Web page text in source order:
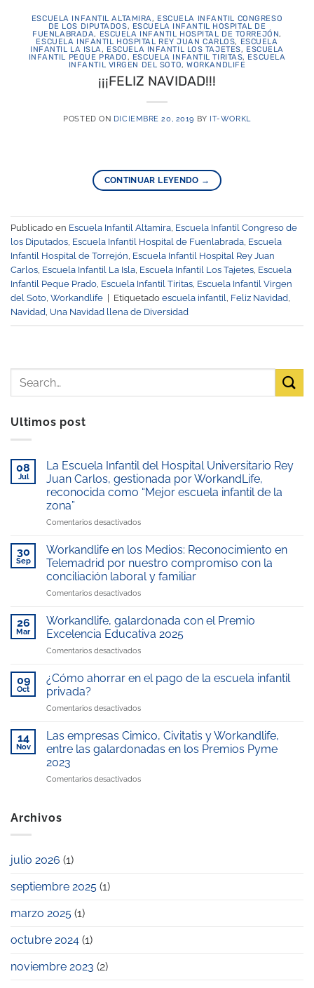
ESCUELA INFANTIL ALTAMIRA, ESCUELA INFANTIL CONGRESO
DE LOS DIPUTADOS, ESCUELA INFANTIL HOSPITAL DE
FUENLABRADA, ESCUELA INFANTIL HOSPITAL DE TORREJÓN,
ESCUELA INFANTIL HOSPITAL REY JUAN CARLOS, ESCUELA
INFANTIL LA ISLA, ESCUELA INFANTIL LOS TAJETES, ESCUELA
INFANTIL PEQUE PRADO, ESCUELA INFANTIL TIRITAS, ESCUELA
INFANTIL VIRGEN DEL SOTO,WORKANDLIFE
¡¡¡FELIZ NAVIDAD!!!
POSTED ON DICIEMBRE 20, 2019 BY IT-WORKL
CONTINUAR LEYENDO →
Publicado en Escuela Infantil Altamira, Escuela Infantil Congreso de
los Diputados, Escuela Infantil Hospital de Fuenlabrada, Escuela
Infantil Hospital de Torrejón, Escuela Infantil Hospital Rey Juan
Carlos, Escuela Infantil La Isla, Escuela Infantil Los Tajetes, Escuela
Infantil Peque Prado, Escuela Infantil Tiritas, Escuela Infantil Virgen
del Soto, Workandlife Etiquetado escuela infantil, Feliz Navidad,
Navidad, Una Navidad llena de Diversidad
Ultimos post
08
Jul
La Escuela Infantil del Hospital Universitario Rey
Juan Carlos, gestionada por WorkandLife,
reconocida como “Mejor escuela infantil de la
zona”
Comentarios desactivadosen
Escuela
Infantil
del
Hospital
Universitario
Juan
Carlos,
gestionada
por
reconocida
como
escuela
de
la
30
Sep
Workandlife en los Medios: Reconocimiento en
Telemadrid por nuestro compromiso con la
conciliación laboral y familiar
Comentarios desactivadosen
en
los
Medios:
Reconocimiento
Telemadrid
compromiso
la
conciliación
familiar
26
Mar
Workandlife, galardonada con el Premio
Excelencia Educativa 2025
Comentarios desactivadosen
galardonada
con
Premio
Educativa
2025
09
Oct
¿Cómo ahorrar en el pago de la escuela infantil
privada?
Comentarios desactivadosen
ahorrar
en
el
de
14
Nov
Las empresas Cimico, Civitatis y Workandlife,
entre las galardonadas en los Premios Pyme
2023
Comentarios desactivadosen
Archivos
julio 2026 (1)
septiembre 2025 (1)
marzo 2025 (1)
octubre 2024 (1)
noviembre 2023 (2)